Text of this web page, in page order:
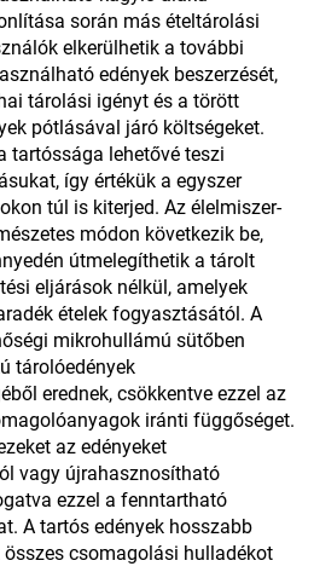
során más ételtárolási
elkerülhetik a további
edények beszerzését,
tárolási igényt és a törött
pótlásával járó költségeket.
tartóssága lehetővé teszi
így értékük a egyszer
túl is kiterjed. Az élelmiszer-
módon következik be,
útmelegíthetik a tárolt
eljárások nélkül, amelyek
ételek fogyasztásától. A
mikrohullámú sütőben
tárolóedények
erednek, csökkentve ezzel az
iránti függőséget.
az edényeket
vagy újrahasznosítható
ezzel a fenntartható
A tartós edények hosszabb
csomagolási hulladékot